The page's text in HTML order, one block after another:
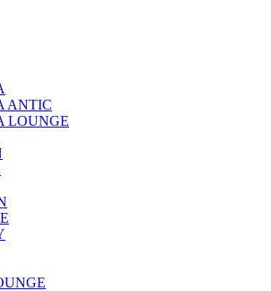
ANTIC
LOUNGE